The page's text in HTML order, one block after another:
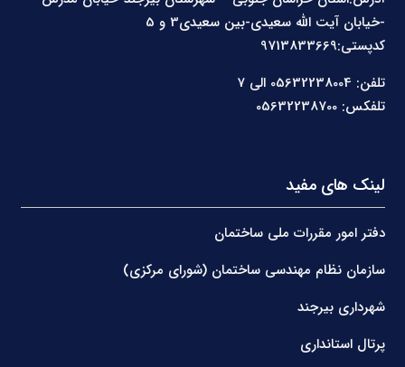
کدپستی:9713833669
تلفن: 05632238004 الی 7
تلفکس: 05632238700
لینک های مفید
دفتر امور مقررات ملی ساختمان
سازمان نظام مهندسی ساختمان (شورای مرکزی)
شهرداری بیرجند
پرتال استانداری